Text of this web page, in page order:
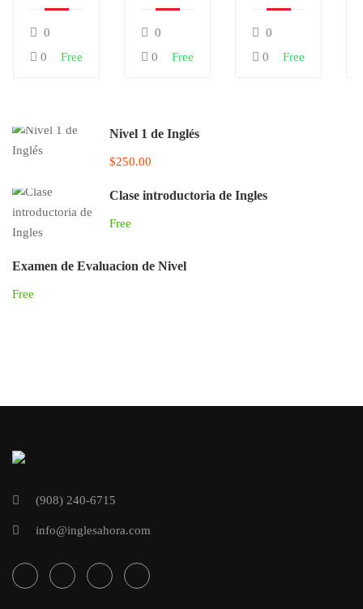
0
0
Free
0
0
Free
0
0
Free
Nivel 1 de Inglés
$250.00
Clase introductoria de Ingles
Free
Examen de Evaluacion de Nivel
Free
(908) 240-6715
info@inglesahora.com